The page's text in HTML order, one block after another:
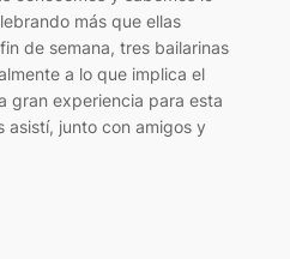
más que ellas
de semana, tres bailarinas
a lo que implica el
gran experiencia para esta
asistí, junto con amigos y